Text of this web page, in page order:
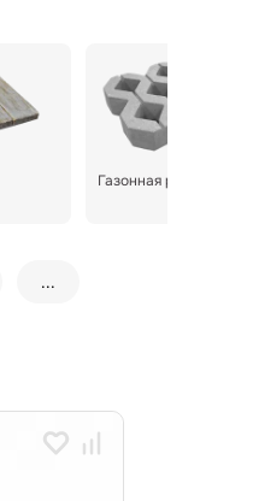
Газонная решетка
...